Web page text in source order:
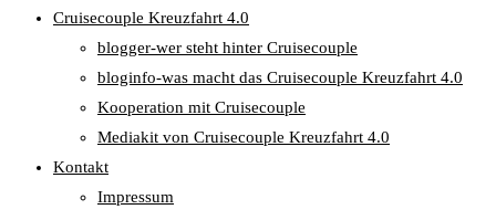
Cruisecouple Kreuzfahrt 4.0
blogger-wer steht hinter Cruisecouple
bloginfo-was macht das Cruisecouple Kreuzfahrt 4.0
Kooperation mit Cruisecouple
Mediakit von Cruisecouple Kreuzfahrt 4.0
Kontakt
Impressum